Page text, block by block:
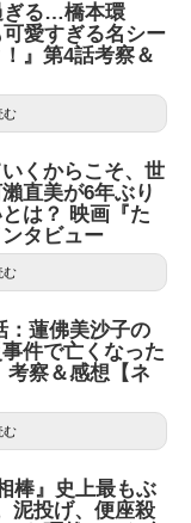
ぎる…橋本環
愛すぎる名シー
』第4話考察＆
む
いくからこそ、世
直美が6年ぶり
は？ 映画『た
タビュー
む
：蓮佛美沙子の
件で亡くなった
察＆感想【ネ
む
棒』史上最もぶ
泥投げ、便座殺